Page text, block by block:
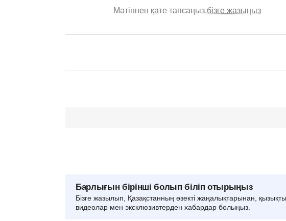
Мәтіннен қате тапсаңыз,бізге жазыңыз
Барлығын бірінші болып біліп отырыңыз
Бізге жазылып, Қазақстанның өзекті жаңалықтарынан,
видеолар мен эксклюзивтерден хабардар болыңыз.